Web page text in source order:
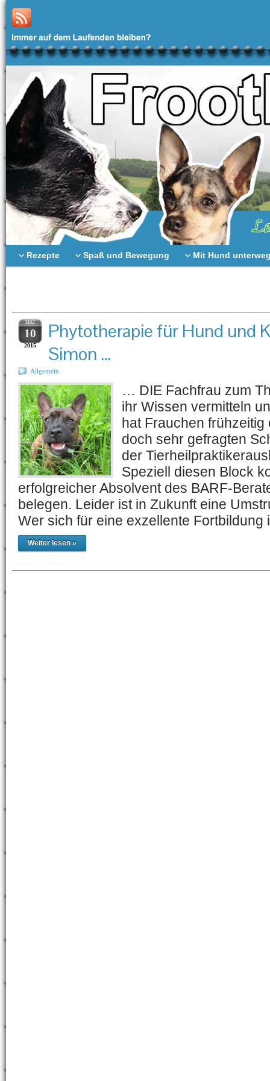
Rezepte Spaß und Bewegung Mit Hund
MAI
10
2015
Phytotherapie für Hund und
Simon …
Allgemein
… DIE Fachfrau zum
ihr Wissen vermitteln
hat Frauchen frühzeitig
doch sehr gefragten
der
Speziell diesen Block
erfolgreicher Absolvent des BARF-
belegen. Leider ist in Zukunft eine
Wer sich für eine exzellente
Weiter lesen »